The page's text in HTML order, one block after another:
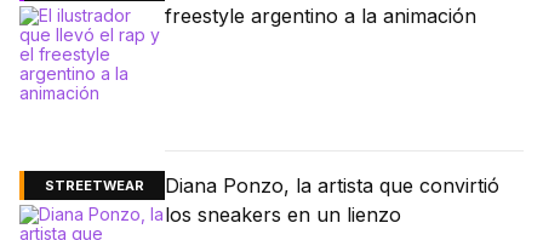
freestyle argentino a la animación
STREETWEAR
Diana Ponzo, la artista que convirtió
los sneakers en un lienzo